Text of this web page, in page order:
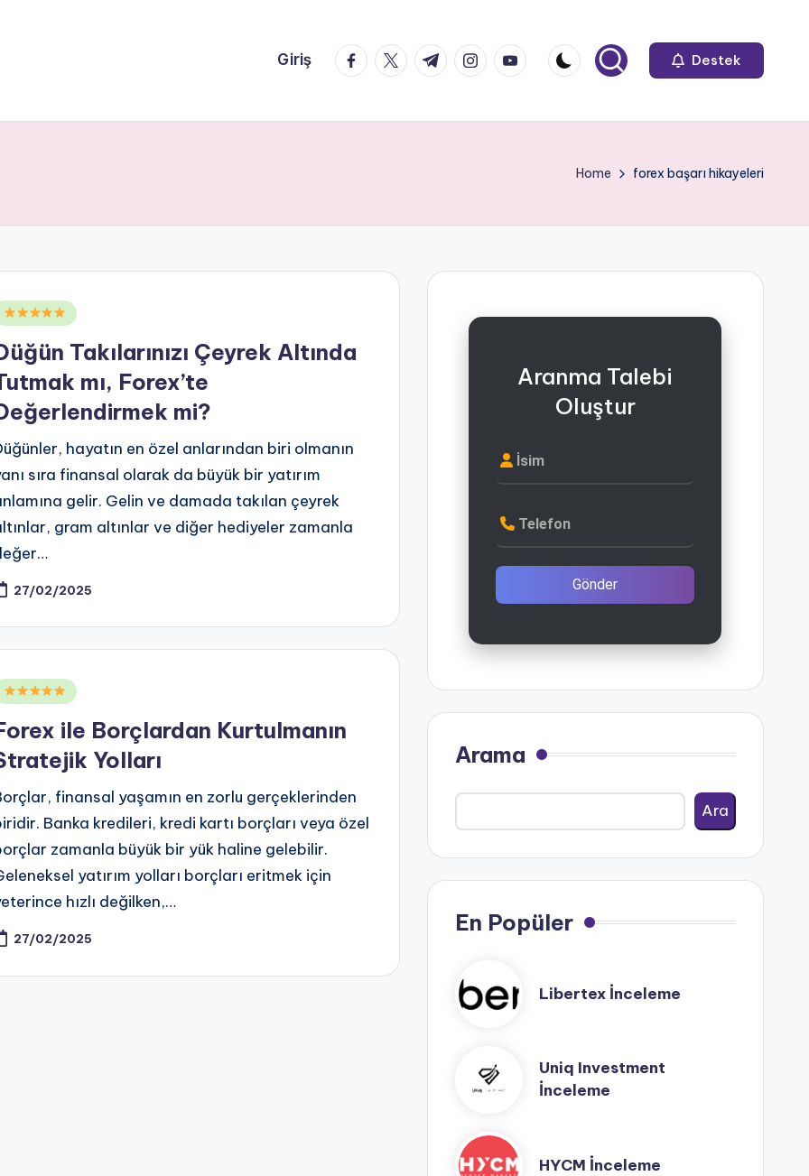
Giriş facebook.com
twitter.com
t.me instagram.com
youtube.com Destek
Home forex başarı hikayeleri
Takılarınızı Çeyrek Altında
mı, Forex’te
mi?
hayatın en özel anlarından biri olmanın
sıra finansal olarak da büyük bir yatırım
gelir. Gelin ve damada takılan çeyrek
gram altınlar ve diğer hediyeler zamanla
27/02/2025
ile Borçlardan Kurtulmanın
Yolları
finansal yaşamın en zorlu gerçeklerinden
Banka kredileri, kredi kartı borçları veya özel
zamanla büyük bir yük haline gelebilir.
yatırım yolları borçları eritmek için
hızlı değilken,…
27/02/2025
Aranma Talebi
Oluştur
İsim
Telefon
Gönder
Arama
Ara
En Popüler
Libertex İnceleme
Uniq Investment
İnceleme
HYCM İnceleme